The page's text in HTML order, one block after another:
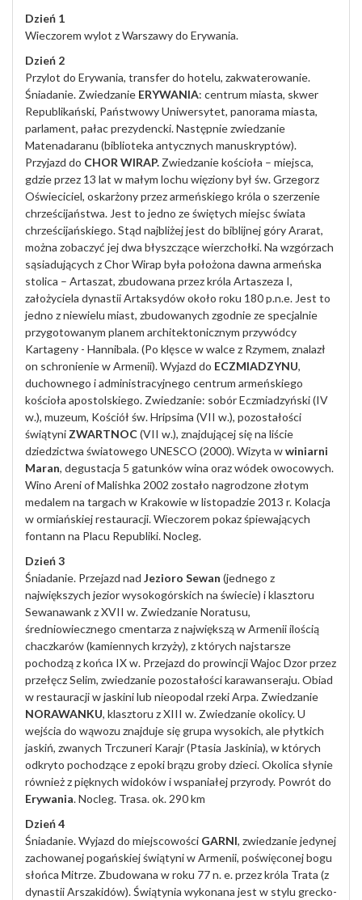
Dzień 1
Wieczorem wylot z Warszawy do Erywania.
Dzień 2
Przylot do Erywania, transfer do hotelu, zakwaterowanie.
Śniadanie. Zwiedzanie ERYWANIA: centrum miasta, skwer
Republikański, Państwowy Uniwersytet, panorama miasta,
parlament, pałac prezydencki. Następnie zwiedzanie
Matenadaranu (biblioteka antycznych manuskryptów).
Przyjazd do CHOR WIRAP. Zwiedzanie kościoła – miejsca,
gdzie przez 13 lat w małym lochu więziony był św. Grzegorz
Oświeciciel, oskarżony przez armeńskiego króla o szerzenie
chrześcijaństwa. Jest to jedno ze świętych miejsc świata
chrześcijańskiego. Stąd najbliżej jest do biblijnej góry Ararat,
można zobaczyć jej dwa błyszczące wierzchołki. Na wzgórzach
sąsiadujących z Chor Wirap była położona dawna armeńska
stolica – Artaszat, zbudowana przez króla Artaszeza I,
założyciela dynastii Artaksydów około roku 180 p.n.e. Jest to
jedno z niewielu miast, zbudowanych zgodnie ze specjalnie
przygotowanym planem architektonicznym przywódcy
Kartageny - Hannibala. (Po klęsce w walce z Rzymem, znalazł
on schronienie w Armenii). Wyjazd do ECZMIADZYNU,
duchownego i administracyjnego centrum armeńskiego
kościoła apostolskiego. Zwiedzanie: sobór Eczmiadzyński (IV
w.), muzeum, Kościół św. Hripsima (VII w.), pozostałości
świątyni ZWARTNOC(VII w.), znajdującej się na liście
dziedzictwa światowego UNESCO (2000). Wizyta wwiniarni
Maran, degustacja 5 gatunków wina oraz wódek owocowych.
Wino Areni of Malishka 2002 zostało nagrodzone złotym
medalem na targach w Krakowie w listopadzie 2013 r. Kolacja
w ormiańskiej restauracji. Wieczorem pokaz śpiewających
fontann na Placu Republiki. Nocleg.
Dzień 3
Śniadanie. Przejazd nad Jezioro Sewan (jednego z
największych jezior wysokogórskich na świecie) i klasztoru
Sewanawank z XVII w. Zwiedzanie Noratusu,
średniowiecznego cmentarza z największą w Armenii ilością
chaczkarów (kamiennych krzyży), z których najstarsze
pochodzą z końca IX w. Przejazd do prowincji Wajoc Dzor przez
przełęcz Selim, zwiedzanie pozostałości karawanseraju. Obiad
w restauracji w jaskini lub nieopodal rzeki Arpa. Zwiedzanie
NORAWANKU, klasztoru z XIII w. Zwiedzanie okolicy. U
wejścia do wąwozu znajduje się grupa wysokich, ale płytkich
jaskiń, zwanych Trczuneri Karajr (Ptasia Jaskinia), w których
odkryto pochodzące z epoki brązu groby dzieci. Okolica słynie
również z pięknych widoków i wspaniałej przyrody. Powrót do
Erywania. Nocleg. Trasa. ok. 290 km
Dzień 4
Śniadanie. Wyjazd do miejscowości GARNI, zwiedzanie jedynej
zachowanej pogańskiej świątyni w Armenii, poświęconej bogu
słońca Mitrze. Zbudowana w roku 77 n. e. przez króla Trata (z
dynastii Arszakidów). Świątynia wykonana jest w stylu grecko-